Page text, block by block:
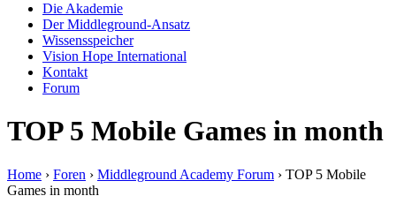
Die Akademie
Der Middleground-Ansatz
Wissensspeicher
Vision Hope International
Kontakt
Forum
TOP 5 Mobile Games in month
Home › Foren › Middleground Academy Forum › TOP 5 Mobile
Games in month